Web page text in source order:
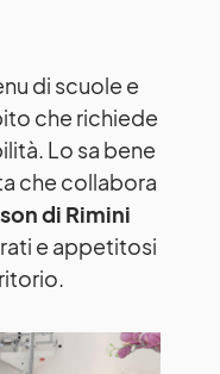
di scuole e
che richiede
Lo sa bene
che collabora
di Rimini
e appetitosi